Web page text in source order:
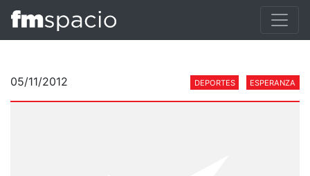
05/11/2012 DEPORTES ESPERANZA